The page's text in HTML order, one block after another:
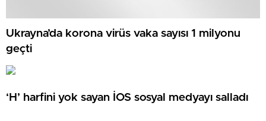
Ukrayna’da korona virüs vaka sayısı 1 milyonu
geçti
‘H’ harfini yok sayan İOS sosyal medyayı salladı